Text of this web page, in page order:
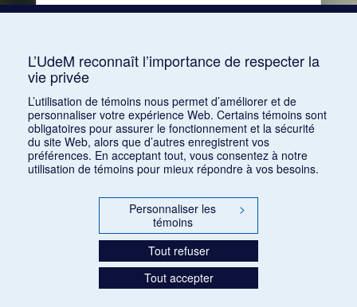
1 2 3 4 5 … 1168
L’UdeM reconnaît l’importance de respecter la
vie privée
L’utilisation de témoins nous permet d’améliorer et de
personnaliser votre expérience Web. Certains témoins sont
obligatoires pour assurer le fonctionnement et la sécurité
du site Web, alors que d’autres enregistrent vos
préférences. En acceptant tout, vous consentez à notre
utilisation de témoins pour mieux répondre à vos besoins.
Personnaliser les
témoins
>
Tout refuser
Tout accepter